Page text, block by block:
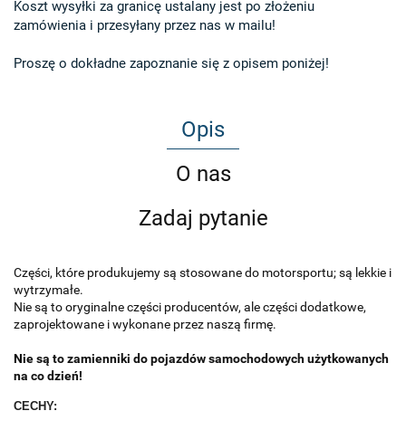
Koszt wysyłki za granicę ustalany jest po złożeniu
zamówienia i przesyłany przez nas w mailu!
Proszę o dokładne zapoznanie się z opisem poniżej!
Opis
O nas
Zadaj pytanie
Części, które produkujemy są stosowane do motorsportu; są lekkie i
wytrzymałe.
Nie są to oryginalne części producentów, ale części dodatkowe,
zaprojektowane i wykonane przez naszą firmę.
Nie są to zamienniki do pojazdów samochodowych użytkowanych
na co dzień!
CECHY: